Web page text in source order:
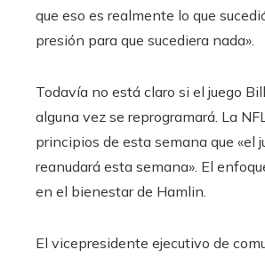
que eso es realmente lo que
presión para que sucediera nada».
Todavía no está claro si el juego
alguna vez se reprogramará. La
principios de esta semana que «el
reanudará esta semana». El
en el bienestar de Hamlin.
El vicepresidente ejecutivo de